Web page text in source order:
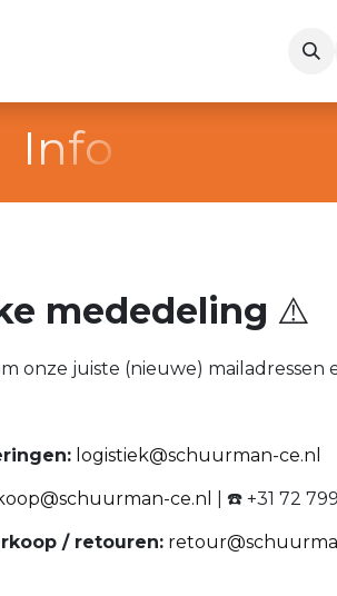
Info
mededeling ⚠️
onze juiste (nieuwe)
logistiek@schuurman-ce.nl
ce.nl | ☎️ +31 72
/ retouren: